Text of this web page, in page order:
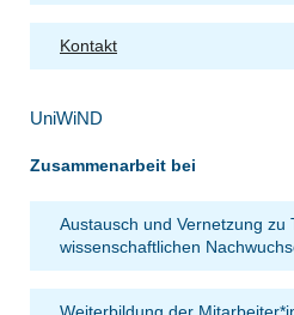
Kontakt
UniWiND
Zusammenarbeit bei
Austausch und Vernetzung zu
wissenschaftlichen